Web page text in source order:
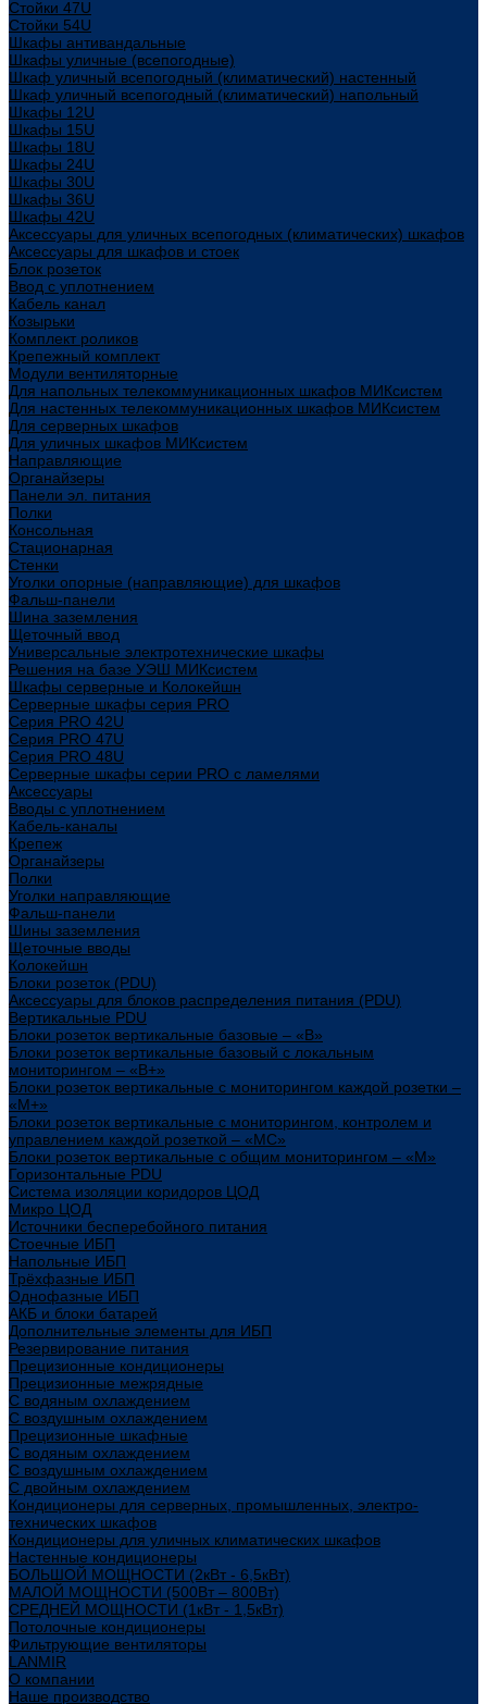
Стойки 47U
Стойки 54U
Шкафы антивандальные
Шкафы уличные (всепогодные)
Шкаф уличный всепогодный (климатический) настенный
Шкаф уличный всепогодный (климатический) напольный
Шкафы 12U
Шкафы 15U
Шкафы 18U
Шкафы 24U
Шкафы 30U
Шкафы 36U
Шкафы 42U
Аксессуары для уличных всепогодных (климатических) шкафов
Аксессуары для шкафов и стоек
Блок розеток
Ввод с уплотнением
Кабель канал
Козырьки
Комплект роликов
Крепежный комплект
Модули вентиляторные
Для напольных телекоммуникационных шкафов МИКсистем
Для настенных телекоммуникационных шкафов МИКсистем
Для серверных шкафов
Для уличных шкафов МИКсистем
Направляющие
Органайзеры
Панели эл. питания
Полки
Консольная
Стационарная
Стенки
Уголки опорные (направляющие) для шкафов
Фальш-панели
Шина заземления
Щеточный ввод
Универсальные электротехнические шкафы
Решения на базе УЭШ МИКсистем
Шкафы серверные и Колокейшн
Серверные шкафы серия PRO
Серия PRO 42U
Серия PRO 47U
Серия PRO 48U
Серверные шкафы серии PRO с ламелями
Аксессуары
Вводы с уплотнением
Кабель-каналы
Крепеж
Органайзеры
Полки
Уголки направляющие
Фальш-панели
Шины заземления
Щеточные вводы
Колокейшн
Блоки розеток (PDU)
Аксессуары для блоков распределения питания (PDU)
Вертикальные PDU
Блоки розеток вертикальные базовые – «В»
Блоки розеток вертикальные базовый с локальным
мониторингом – «В+»
Блоки розеток вертикальные с мониторингом каждой розетки –
«М+»
Блоки розеток вертикальные с мониторингом, контролем и
управлением каждой розеткой – «МС»
Блоки розеток вертикальные с общим мониторингом – «М»
Горизонтальные PDU
Система изоляции коридоров ЦОД
Микро ЦОД
Источники бесперебойного питания
Стоечные ИБП
Напольные ИБП
Трёхфазные ИБП
Однофазные ИБП
АКБ и блоки батарей
Дополнительные элементы для ИБП
Резервирование питания
Прецизионные кондиционеры
Прецизионные межрядные
С водяным охлаждением
С воздушным охлаждением
Прецизионные шкафные
С водяным охлаждением
С воздушным охлаждением
С двойным охлаждением
Кондиционеры для серверных, промышленных, электро-
технических шкафов
Кондиционеры для уличных климатических шкафов
Настенные кондиционеры
БОЛЬШОЙ МОЩНОСТИ (2кВт - 6,5кВт)
МАЛОЙ МОЩНОСТИ (500Вт – 800Вт)
СРЕДНЕЙ МОЩНОСТИ (1кВт - 1,5кВт)
Потолочные кондиционеры
Фильтрующие вентиляторы
LANMIR
О компании
Наше производство